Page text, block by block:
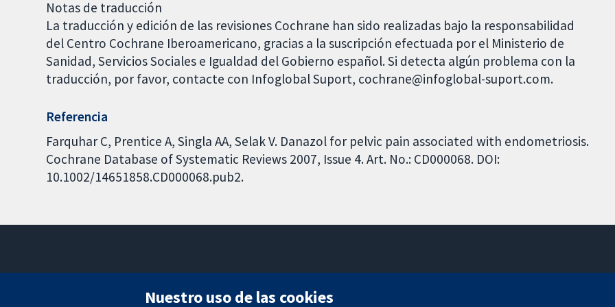
Notas de traducción
La traducción y edición de las revisiones Cochrane han sido realizadas bajo la responsabilidad
del Centro Cochrane Iberoamericano, gracias a la suscripción efectuada por el Ministerio de
Sanidad, Servicios Sociales e Igualdad del Gobierno español. Si detecta algún problema con la
traducción, por favor, contacte con Infoglobal Suport, cochrane@infoglobal-suport.com.
Referencia
Farquhar C, Prentice A, Singla AA, Selak V. Danazol for pelvic pain associated with endometriosis.
Cochrane Database of Systematic Reviews 2007, Issue 4. Art. No.: CD000068. DOI:
10.1002/14651858.CD000068.pub2.
Londres
Nuestro uso de las cookies